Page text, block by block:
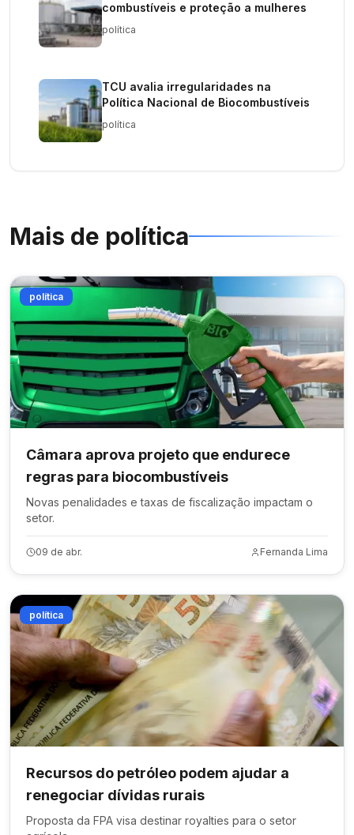
combustíveis e proteção a mulheres
política
TCU avalia irregularidades na
Política Nacional de Biocombustíveis
política
Mais de política
política
Câmara aprova projeto que endurece
regras para biocombustíveis
Novas penalidades e taxas de fiscalização impactam o
setor.
09 de abr. Fernanda Lima
política
Recursos do petróleo podem ajudar a
renegociar dívidas rurais
Proposta da FPA visa destinar royalties para o setor